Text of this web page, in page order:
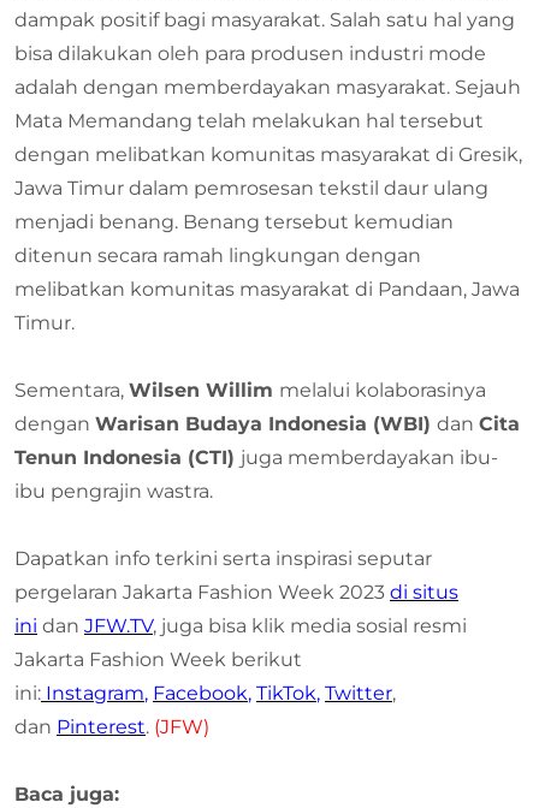
dampak positif bagi masyarakat. Salah satu hal yang
bisa dilakukan oleh para produsen industri mode
adalah dengan memberdayakan masyarakat. Sejauh
Mata Memandang telah melakukan hal tersebut
dengan melibatkan komunitas masyarakat di Gresik,
Jawa Timur dalam pemrosesan tekstil daur ulang
menjadi benang. Benang tersebut kemudian
ditenun secara ramah lingkungan dengan
melibatkan komunitas masyarakat di Pandaan, Jawa
Timur.
Sementara, Wilsen Willim melalui kolaborasinya
dengan Warisan Budaya Indonesia (WBI) dan Cita
Tenun Indonesia (CTI) juga memberdayakan ibu-
ibu pengrajin wastra.
Dapatkan info terkini serta inspirasi seputar
pergelaran Jakarta Fashion Week 2023 di situs
ini dan JFW.TV, juga bisa klik media sosial resmi
Jakarta Fashion Week berikut
ini: Instagram, Facebook, TikTok, Twitter,
dan Pinterest. (JFW)
Baca juga: